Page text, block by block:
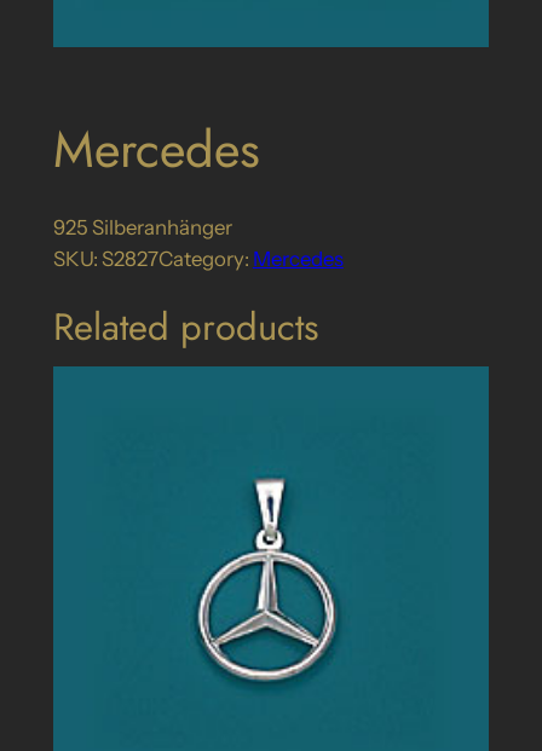
Mercedes
925 Silberanhänger
SKU: S2827Category: Mercedes
Related products